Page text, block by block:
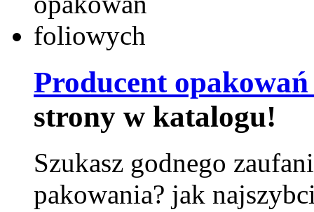
Producent
strony w katalogu!
Szukasz godnego
pakowania? jak